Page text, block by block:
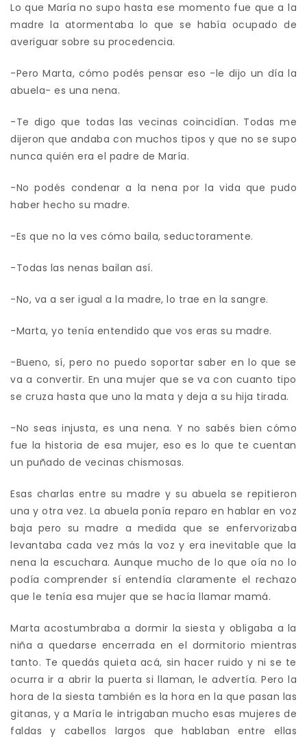
Lo que María no supo hasta ese momento fue que a la
madre la atormentaba lo que se había ocupado de
averiguar sobre su procedencia.
-Pero Marta, cómo podés pensar eso -le dijo un día la
abuela- es una nena.
-Te digo que todas las vecinas coincidían. Todas me
dijeron que andaba con muchos tipos y que no se supo
nunca quién era el padre de María.
-No podés condenar a la nena por la vida que pudo
haber hecho su madre.
-Es que no la ves cómo baila, seductoramente.
-Todas las nenas bailan así.
-No, va a ser igual a la madre, lo trae en la sangre.
-Marta, yo tenía entendido que vos eras su madre.
-Bueno, sí, pero no puedo soportar saber en lo que se
va a convertir. En una mujer que se va con cuanto tipo
se cruza hasta que uno la mata y deja a su hija tirada.
-No seas injusta, es una nena. Y no sabés bien cómo
fue la historia de esa mujer, eso es lo que te cuentan
un puñado de vecinas chismosas.
Esas charlas entre su madre y su abuela se repitieron
una y otra vez. La abuela ponía reparo en hablar en voz
baja pero su madre a medida que se enfervorizaba
levantaba cada vez más la voz y era inevitable que la
nena la escuchara. Aunque mucho de lo que oía no lo
podía comprender sí entendía claramente el rechazo
que le tenía esa mujer que se hacía llamar mamá.
Marta acostumbraba a dormir la siesta y obligaba a la
niña a quedarse encerrada en el dormitorio mientras
tanto. Te quedás quieta acá, sin hacer ruido y ni se te
ocurra ir a abrir la puerta si llaman, le advertía. Pero la
hora de la siesta también es la hora en la que pasan las
gitanas, y a María le intrigaban mucho esas mujeres de
faldas y cabellos largos que hablaban entre ellas